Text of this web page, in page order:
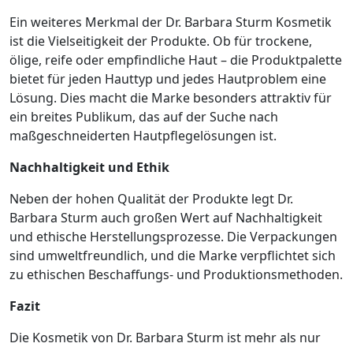
Ein weiteres Merkmal der Dr. Barbara Sturm Kosmetik
ist die Vielseitigkeit der Produkte. Ob für trockene,
ölige, reife oder empfindliche Haut – die Produktpalette
bietet für jeden Hauttyp und jedes Hautproblem eine
Lösung. Dies macht die Marke besonders attraktiv für
ein breites Publikum, das auf der Suche nach
maßgeschneiderten Hautpflegelösungen ist.
Nachhaltigkeit und Ethik
Neben der hohen Qualität der Produkte legt Dr.
Barbara Sturm auch großen Wert auf Nachhaltigkeit
und ethische Herstellungsprozesse. Die Verpackungen
sind umweltfreundlich, und die Marke verpflichtet sich
zu ethischen Beschaffungs- und Produktionsmethoden.
Fazit
Die Kosmetik von Dr. Barbara Sturm ist mehr als nur